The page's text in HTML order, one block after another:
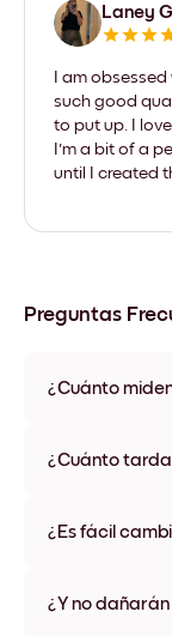
Laney
I am obsessed
such good
to put up. I
I'm a bit of a
until I created
Preguntas
¿Cuánto
varios
¿Cuánto tarda
disponibles en
¿Es fácil
ningún daño
¿Y no